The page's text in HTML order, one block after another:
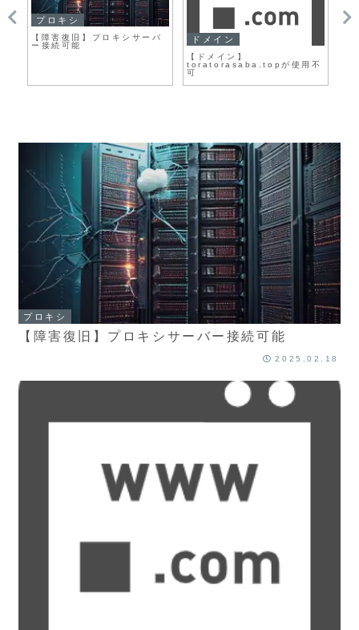
プロキシ
【障害復旧】プロキシサーバ
ー接続可能
ドメイン
【ドメイン】
toratorasaba.topが使用不
可
プロキシ
【障害復旧】プロキシサーバー接続可能
2025.02.18